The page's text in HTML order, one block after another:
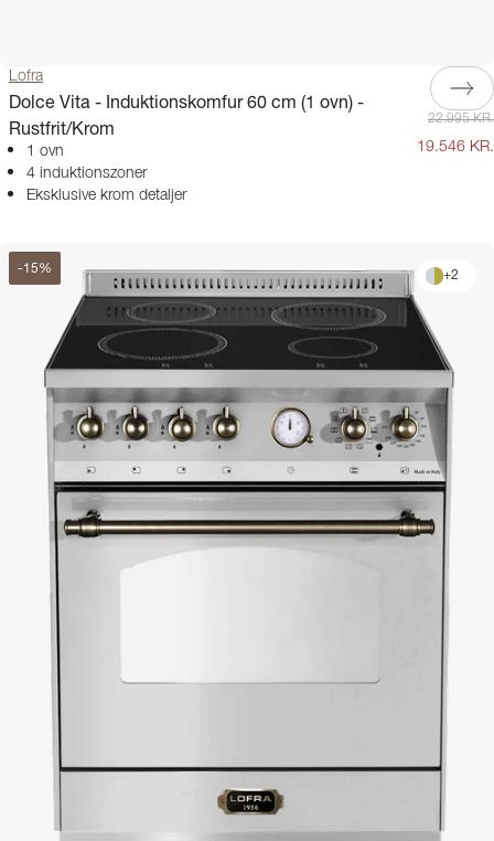
Lofra
Dolce Vita - Induktionskomfur 60 cm (1 ovn) -
Rustfrit/Krom
1 ovn
4 induktionszoner
Eksklusive krom detaljer
22.995 KR.
19.546 KR.
-15% +2